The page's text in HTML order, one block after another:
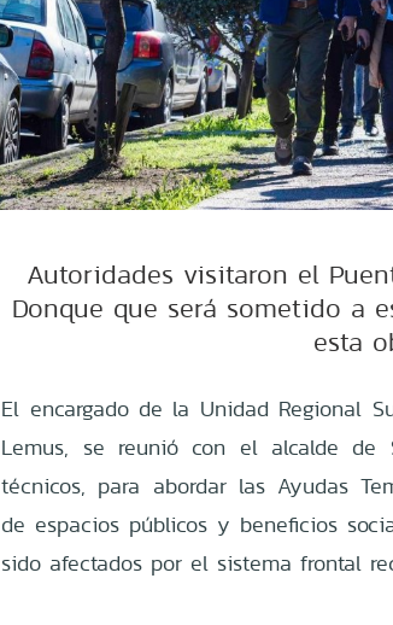
Autoridades visitaron el
Donque que será sometido a
esta
El encargado de la Unidad Regional
Lemus, se reunió con el alcalde de
técnicos, para abordar las Ayudas
de espacios públicos y beneficios
sido afectados por el sistema frontal